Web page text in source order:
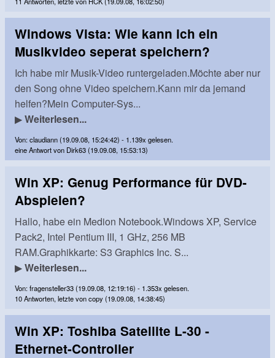
Windows Vista: Wie kann ich ein
Musikvideo seperat speichern?
Ich habe mir Musik-Video runtergeladen.Möchte aber nur
den Song ohne Video speichern.Kann mir da jemand
helfen?Mein Computer-Sys...
▶Weiterlesen...
Von: claudiann (19.09.08, 15:24:42) - 1.139x gelesen.
eine Antwort von Dirk63 (19.09.08, 15:53:13)
Win XP: Genug Performance für DVD-
Abspielen?
Hallo, habe ein Medion Notebook.Windows XP, Service
Pack2, Intel Pentium III, 1 GHz, 256 MB
RAM.Graphikkarte: S3 Graphics Inc. S...
▶Weiterlesen...
Von: fragensteller33 (19.09.08, 12:19:16) - 1.353x gelesen.
10 Antworten, letzte von copy (19.09.08, 14:38:45)
Win XP: Toshiba Satellite L-30 -
Ethernet-Controller